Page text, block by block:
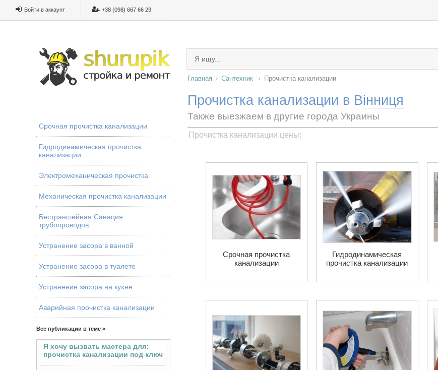
Войти в аккаунт +38 (098) 667 66 23
Главная Сантехник Прочистка канализации
Прочистка канализации в Вінниця
Срочная прочистка канализации
Гидродинамическая прочистка
канализации
Электромеханическая прочистка
Механическая прочистка канализации
Бестраншейная Санация
трубопроводов
Устранение засора в ванной
Устранение засора в туалете
Устранение засора на кухне
Аварийная прочистка канализации
Все публикации в теме >
Я хочу вызвать мастера для:
прочистка канализации под ключ
Также выезжаем в другие города Украины
Прочистка канализации цены:
Срочная прочистка
канализации
Гидродинамическая
прочистка канализации